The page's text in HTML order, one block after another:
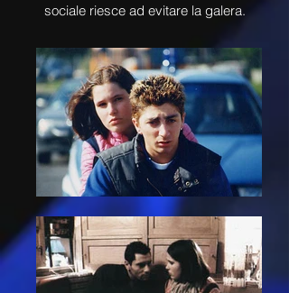
sociale riesce ad evitare la galera.